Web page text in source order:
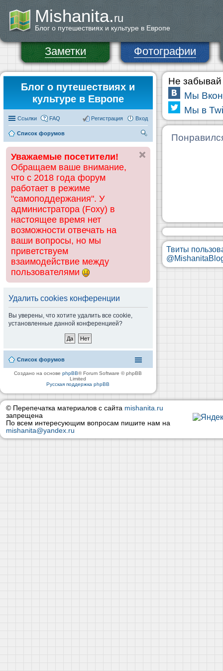
Mishanita.ru
Блог о путешествиях и культуре в Европе
Заметки Фотографии
Блог о путешествиях и
культуре в Европе
Ссылки FAQ Вход
Регистрация
Список форумов
ск
Уважаемые посетители!
Обращаем ваше внимание,
что с 2018 года форум
работает в режиме
"самоподдержания". У
администратора (Foxy) в
настоящее время нет
возможности отвечать на
ваши вопросы, но мы
приветствуем
взаимодействие между
пользователями
Удалить cookies конференции
Вы уверены, что хотите удалить все cookie,
установленные данной конференцией?
Список форумов
Создано на основеphpBB® Forum Software © phpBB
Limited
Русская поддержка phpBB
Не забывай
Мы
Мы в
Твиты
© Перепечатка материалов с сайта mishanita.ru
запрещена
По всем интересующим вопросам пишите нам на
mishanita@yandex.ru